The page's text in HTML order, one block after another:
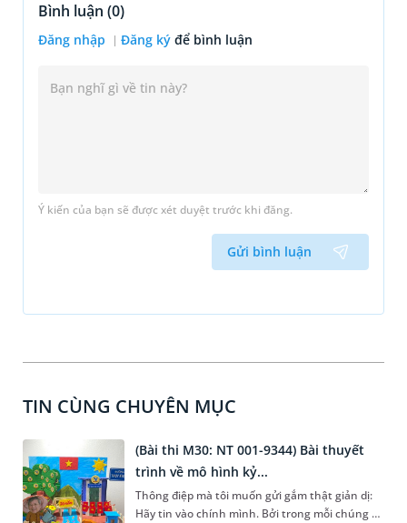
Bình luận (0)
Đăng nhập Đăng ký để bình luận
Ý kiến của bạn sẽ được xét duyệt trước khi đăng.
Gửi bình luận
TIN CÙNG CHUYÊN MỤC
(Bài thi M30: NT 001-9344) Bài thuyết
trình về mô hình kỷ...
Thông điệp mà tôi muốn gửi gắm thật giản dị:
Hãy tin vào chính mình. Bởi trong mỗi chúng ta